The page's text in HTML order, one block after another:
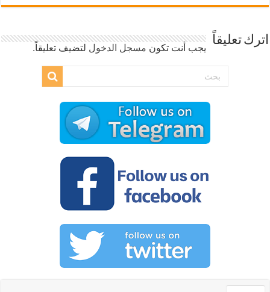
اترك تعليقاً
يجب أنت تكون مسجل الدخول لتضيف تعليقاً.